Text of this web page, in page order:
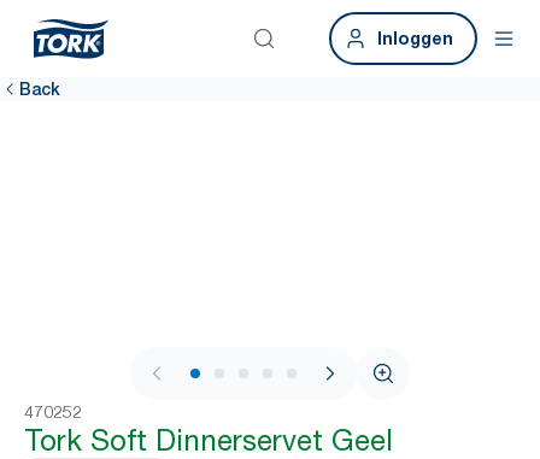
Inloggen
Back
1 / 5
470252
Tork Soft Dinnerservet Geel